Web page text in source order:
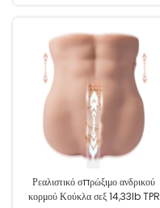
Ρεαλιστικό σπρώξιμο ανδρικού
κορμού Κούκλα σεξ 14,33lb TPR